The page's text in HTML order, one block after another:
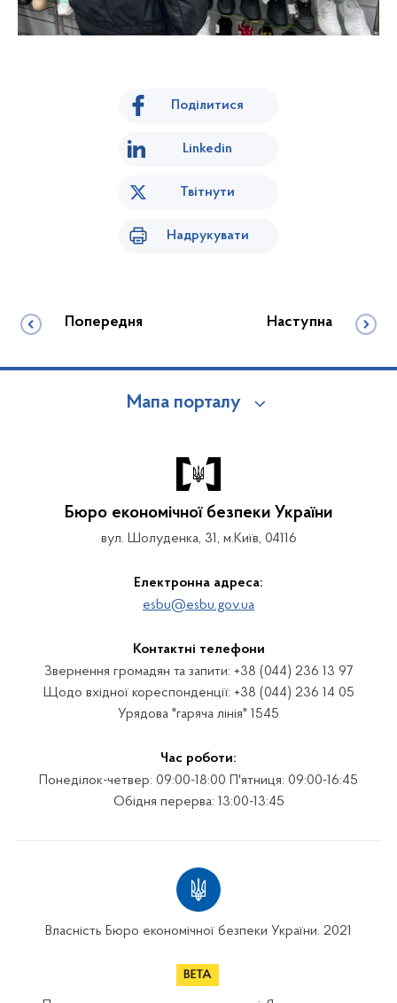
Поділитися
Linkedin
Твітнути
Надрукувати
Попередня Наступна
Мапа порталу
Бюро економічної безпеки України
вул. Шолуденка, 31, м.Київ, 04116
Електронна адреса:
esbu@esbu.gov.ua
Контактні телефони
Звернення громадян та запити: +38 (044) 236 13 97
Щодо вхідної кореспонденції: +38 (044) 236 14 05
Урядова "гаряча лінія" 1545
Час роботи:
Понеділок-четвер: 09:00-18:00 П'ятниця: 09:00-16:45
Обідня перерва: 13:00-13:45
Власність Бюро економічної безпеки України. 2021